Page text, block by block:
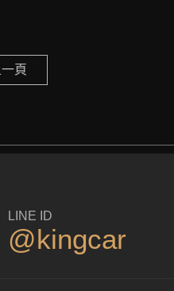
頁
LINE ID
@kingcar